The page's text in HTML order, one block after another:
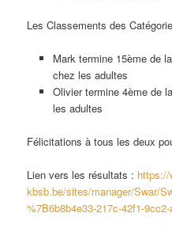
Les Classements des
Mark termine 15ème de
chez les adultes
Olivier termine 4ème de
les adultes
Félicitations à tous les deux
Lien vers les résultats : https://
kbsb.be/sites/manager/Swar/
%7B6b8b4e33-217c-42f1-